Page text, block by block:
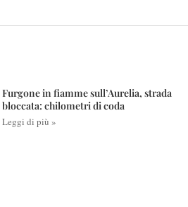
Furgone in fiamme sull’Aurelia, strada
bloccata: chilometri di coda
Leggi di più »